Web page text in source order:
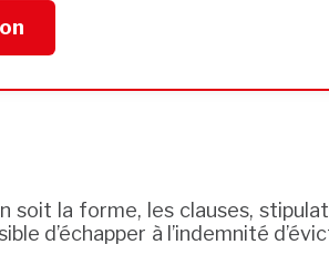
soit la forme, les clauses,
d’échapper à l’indemnité